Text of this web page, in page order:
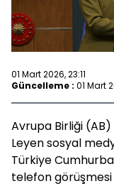
01 Mart 2026, 23:11
Güncelleme : 01 Mart
Avrupa Birliği
Leyen sosyal
Türkiye
telefon